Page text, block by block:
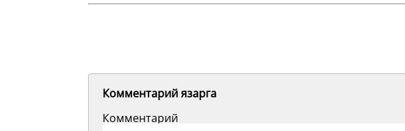
Комментарий язарга
Комментарий